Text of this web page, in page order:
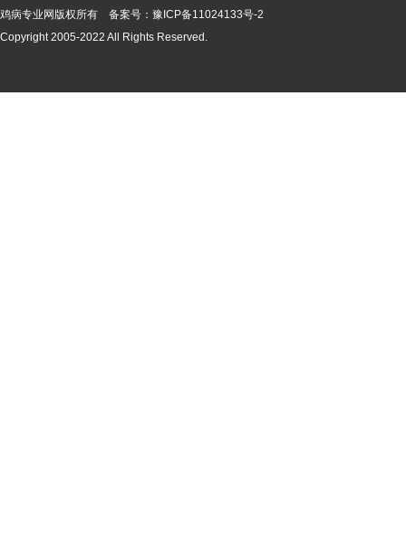
鸡病专业网版权所有 备案号： 豫ICP备11024133号-2
Copyright 2005-2022 All Rights Reserved.